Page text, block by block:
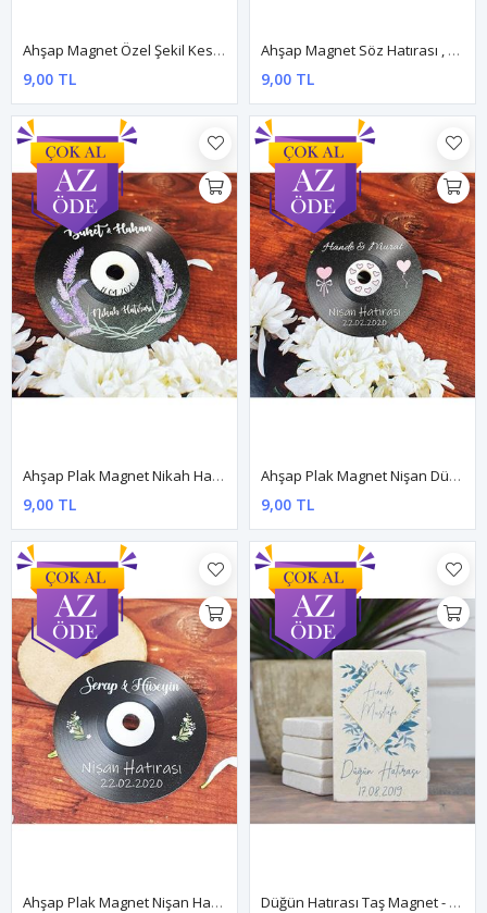
Ahşap Magnet Özel Şekil Kesim Kişiye Özel Üretim
9,00 TL
Ahşap Magnet Söz Hatırası , Söz Için Magnet
9,00 TL
Ahşap Plak Magnet Nikah Hatırası
9,00 TL
Ahşap Plak Magnet Nişan Düğün Hediyesi
9,00 TL
Ahşap Plak Magnet Nişan Hatırası Düğün Hatırası Taş Magnet - Dnts057